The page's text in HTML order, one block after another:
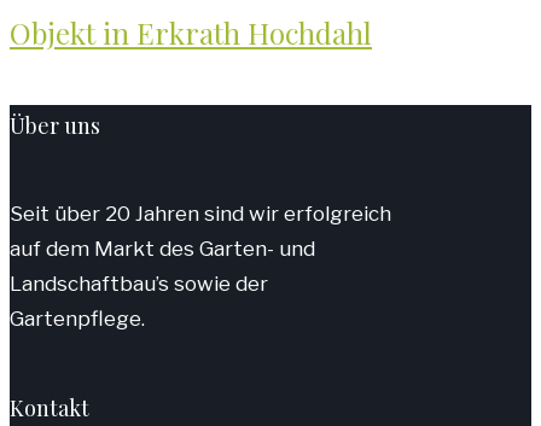
Objekt in Erkrath Hochdahl
Über uns
Seit über 20 Jahren sind wir erfolgreich
auf dem Markt des Garten- und
Landschaftbau’s sowie der
Gartenpflege.
Kontakt